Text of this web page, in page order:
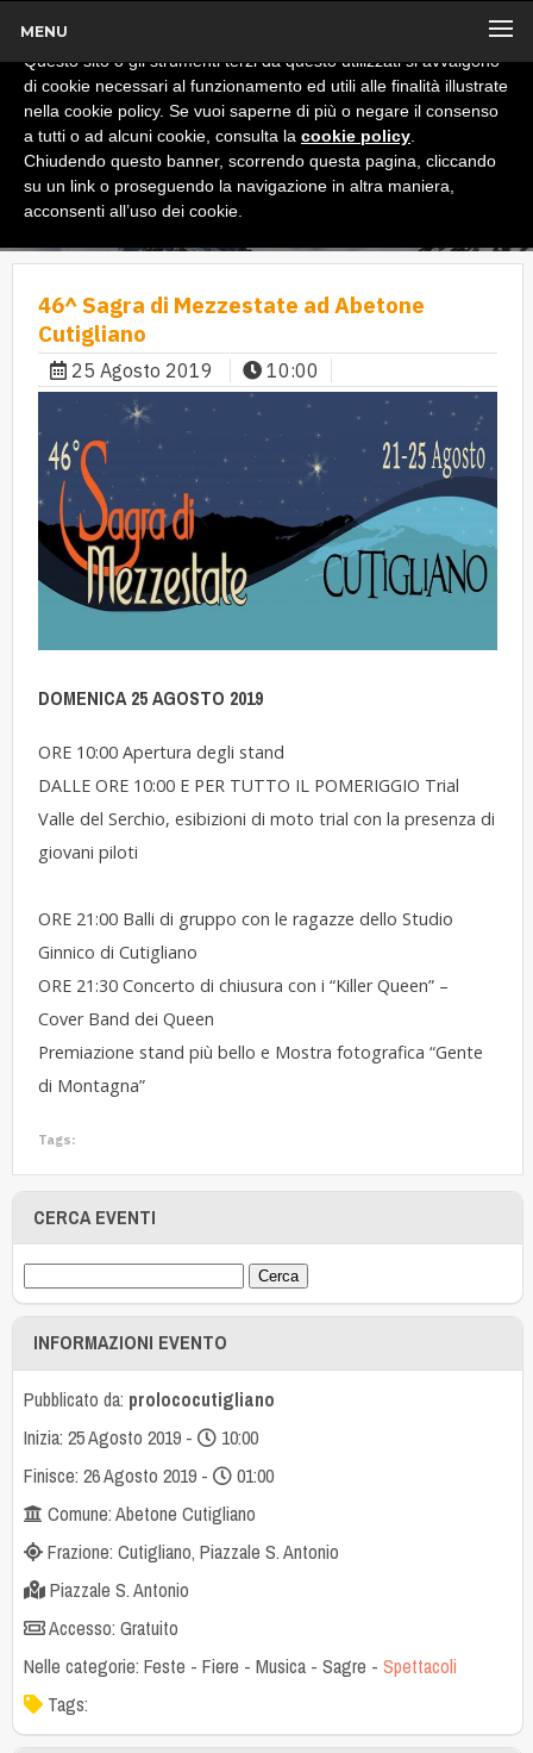
MENU
46^ Sagra di Mezzestate ad Abetone
Cutigliano
25 Agosto 2019 10:00
DOMENICA 25 AGOSTO 2019
ORE 10:00 Apertura degli stand
DALLE ORE 10:00 E PER TUTTO IL POMERIGGIO Trial
Valle del Serchio, esibizioni di moto trial con la presenza di
giovani piloti
ORE 21:00 Balli di gruppo con le ragazze dello Studio
Ginnico di Cutigliano
ORE 21:30 Concerto di chiusura con i “Killer Queen” –
Cover Band dei Queen
Premiazione stand più bello e Mostra fotografica “Gente
di Montagna”
Tags:
CERCA EVENTI
INFORMAZIONI EVENTO
Pubblicato da: prolococutigliano
Inizia: 25 Agosto 2019 -
10:00
Finisce: 26 Agosto 2019 -
01:00
Comune: Abetone Cutigliano
Frazione: Cutigliano, Piazzale S. Antonio
Piazzale S. Antonio
Accesso: Gratuito
Nelle categorie: Feste - Fiere - Musica- Sagre - Spettacoli
Tags:
x
Informativa
Questo sito o gli strumenti terzi da questo utilizzati si avvalgono
di cookie necessari al funzionamento ed utili alle finalità illustrate
nella cookie policy. Se vuoi saperne di più o negare il consenso
a tutti o ad alcuni cookie, consulta la cookie policy
Chiudendo questo banner, scorrendo questa pagina, cliccando
su un link o proseguendo la navigazione in altra maniera,
acconsenti all’uso dei cookie.